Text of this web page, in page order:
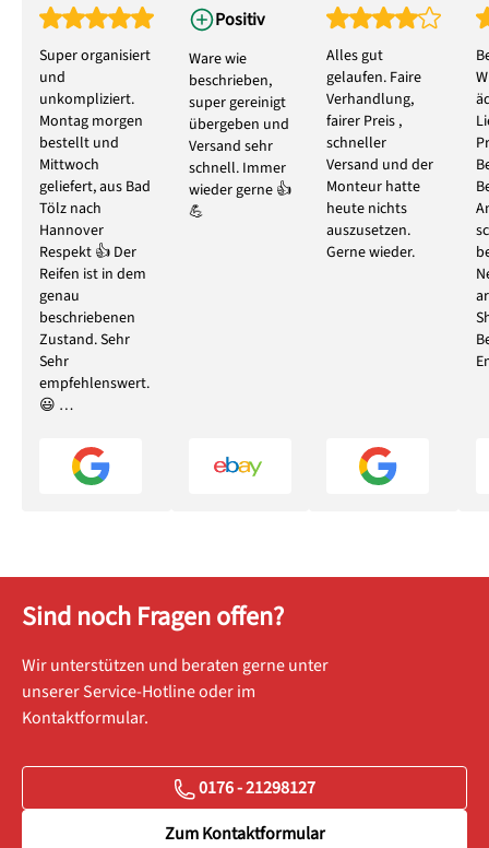
Super organisiert
und
unkompliziert.
Montag morgen
bestellt und
Mittwoch
geliefert, aus Bad
Tölz nach
Hannover
Respekt 👍 Der
Reifen ist in dem
genau
beschriebenen
Zustand. Sehr
Sehr
empfehlenswert.
😃 …
Positiv
Ware wie
beschrieben,
super gereinigt
übergeben und
Versand sehr
schnell. Immer
wieder gerne 👍
💪
Alles gut
gelaufen. Faire
Verhandlung,
fairer Preis ,
schneller
Versand und der
Monteur hatte
heute nichts
auszusetzen.
Gerne wieder.
Sind noch Fragen offen?
Wir unterstützen und beraten gerne unter
unserer Service-Hotline oder im
Kontaktformular.
0176 - 21298127
Zum Kontaktformular